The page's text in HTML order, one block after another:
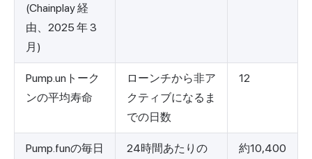
(Chainplay 経
由、2025 年 3
月)
Pump.unトーク
ンの平均寿命
ローンチから非ア
クティブになるま
での日数
12
Pump.funの毎日
24時間あたりの
約10,400